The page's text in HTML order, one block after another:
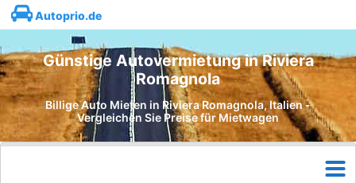
Autoprio.de
Günstige Autovermietung in Riviera
Romagnola
Billige Auto Mieten in Riviera Romagnola, Italien -
Vergleichen Sie Preise für Mietwagen